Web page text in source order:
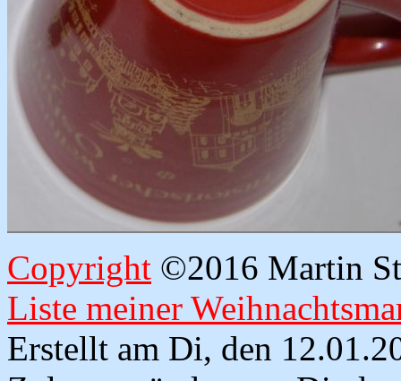
Copyright ©2016 Martin
Liste meiner
Erstellt am Di, den